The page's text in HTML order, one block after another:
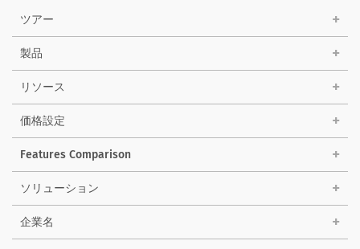
ツアー
製品
リソース
価格設定
Features Comparison
ソリューション
企業名